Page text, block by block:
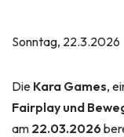
Sonntag, 22.3.2026
Die Kara Games,
Fairplay und
am 22.03.2026